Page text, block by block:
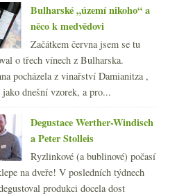
(251)
(254)
(249)
(254)
(252)
(249)
(249)
(270)
(108)
Bulharské „území nikoho“ a
něco k medvědovi
Začátkem června jsem se tu
o třech vínech z Bulharska.
pocházela z vinařství Damianitza ,
jako dnešní vzorek, a pro...
Degustace Werther-Windisch
a Peter Stolleis
Ryzlinkové (a bublinové) počasí
na dveře! V posledních týdnech
produkci docela dost